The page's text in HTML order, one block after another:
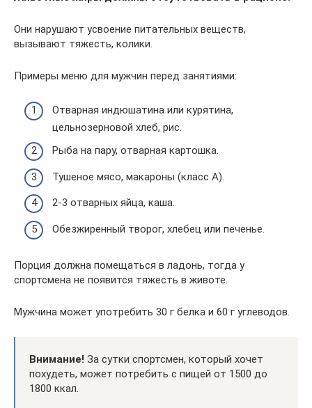
Они нарушают усвоение питательных веществ,
вызывают тяжесть, колики.
Примеры меню для мужчин перед занятиями:
Отварная индюшатина или курятина,
цельнозерновой хлеб, рис.
Рыба на пару, отварная картошка.
Тушеное мясо, макароны (класс А).
2-3 отварных яйца, каша.
Обезжиренный творог, хлебец или печенье.
Порция должна помещаться в ладонь, тогда у
спортсмена не появится тяжесть в животе.
Мужчина может употребить 30 г белка и 60 г углеводов.
Внимание! За сутки спортсмен, который хочет
похудеть, может потребить с пищей от 1500 до
1800 ккал.